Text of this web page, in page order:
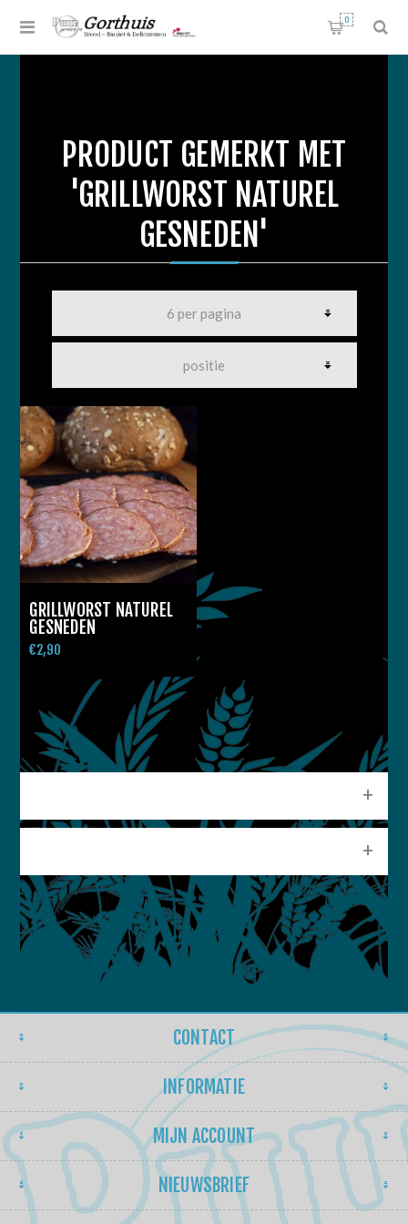
0
PRODUCT GEMERKT MET
'GRILLWORST NATUREL
GESNEDEN'
GRILLWORST NATUREL
GESNEDEN
€2,90
CONTACT
INFORMATIE
MIJN ACCOUNT
NIEUWSBRIEF